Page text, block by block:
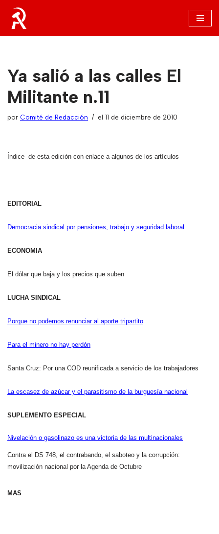
Saltar
al
Ya salió a las calles El
Militante n.11
por Comité de Redacción el 11 de diciembre de 2010
Índice de esta edición con enlace a algunos de los artículos
EDITORIAL
Democracia sindical por pensiones, trabajo y seguridad laboral
ECONOMIA
El dólar que baja y los precios que suben
LUCHA SINDICAL
Porque no podemos renunciar al aporte tripartito
Para el minero no hay perdón
Santa Cruz: Por una COD reunificada a servicio de los trabajadores
La escasez de azúcar y el parasitismo de la burguesía nacional
SUPLEMENTO ESPECIAL
Nivelación o gasolinazo es una victoria de las multinacionales
Contra el DS 748, el contrabando, el saboteo y la corrupción:
movilización nacional por la Agenda de Octubre
MAS